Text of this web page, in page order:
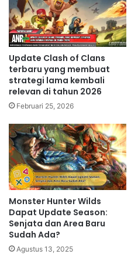
Update Clash of Clans
terbaru yang membuat
strategi lama kembali
relevan di tahun 2026
Februari 25, 2026
Monster Hunter Wilds
Dapat Update Season:
Senjata dan Area Baru
Sudah Ada?
Agustus 13, 2025